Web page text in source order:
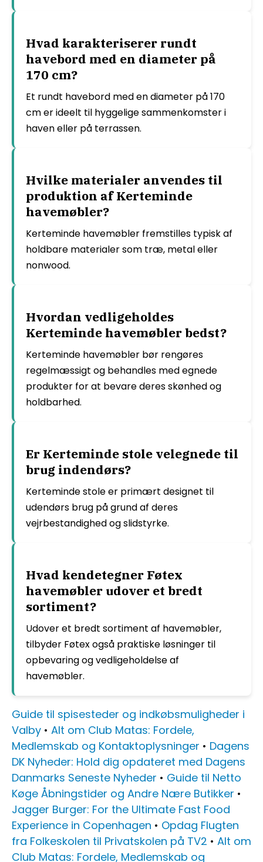
Hvad karakteriserer rundt
havebord med en diameter på
170 cm?
Et rundt havebord med en diameter på 170
cm er ideelt til hyggelige sammenkomster i
haven eller på terrassen.
Hvilke materialer anvendes til
produktion af Kerteminde
havemøbler?
Kerteminde havemøbler fremstilles typisk af
holdbare materialer som træ, metal eller
nonwood.
Hvordan vedligeholdes
Kerteminde havemøbler bedst?
Kerteminde havemøbler bør rengøres
regelmæssigt og behandles med egnede
produkter for at bevare deres skønhed og
holdbarhed.
Er Kerteminde stole velegnede til
brug indendørs?
Kerteminde stole er primært designet til
udendørs brug på grund af deres
vejrbestandighed og slidstyrke.
Hvad kendetegner Føtex
havemøbler udover et bredt
sortiment?
Udover et bredt sortiment af havemøbler,
tilbyder Føtex også praktiske løsninger til
opbevaring og vedligeholdelse af
havemøbler.
Guide til spisesteder og indkøbsmuligheder i
Valby • Alt om Club Matas: Fordele,
Medlemskab og Kontaktoplysninger • Dagens
DK Nyheder: Hold dig opdateret med Dagens
Danmarks Seneste Nyheder • Guide til Netto
Køge Åbningstider og Andre Nære Butikker •
Jagger Burger: For the Ultimate Fast Food
Experience in Copenhagen • Opdag Flugten
fra Folkeskolen til Privatskolen på TV2 • Alt om
Club Matas: Fordele, Medlemskab og